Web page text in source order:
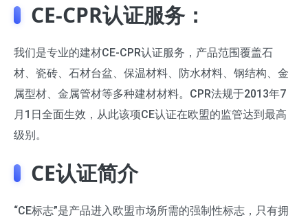
CE-CPR认证服务：
我们是专业的建材CE-CPR认证服务，产品范围覆盖石
材、瓷砖、石材台盆、保温材料、防水材料、钢结构、金
属型材、金属管材等多种建材材料。CPR法规于2013年7
月1日全面生效，从此该项CE认证在欧盟的监管达到最高
级别。
CE认证简介
“CE标志”是产品进入欧盟市场所需的强制性标志，只有拥